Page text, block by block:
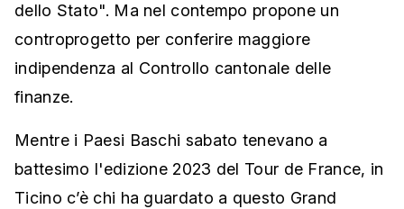
dello Stato". Ma nel contempo propone un
controprogetto per conferire maggiore
indipendenza al Controllo cantonale delle
finanze.
Mentre i Paesi Baschi sabato tenevano a
battesimo l'edizione 2023 del Tour de France, in
Ticino c’è chi ha guardato a questo Grand